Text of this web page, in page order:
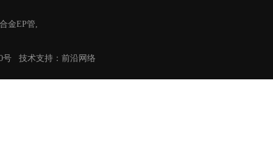
金EP管,
号 技术支持：前沿网络